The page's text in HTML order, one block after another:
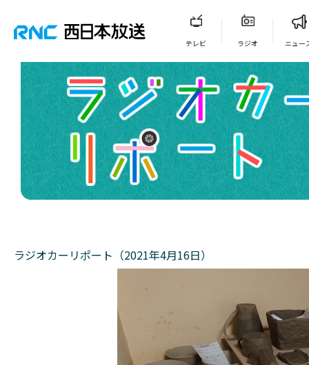
テレビ ラジオ ニュー
ラジオカーリポート（2021年4月16日）